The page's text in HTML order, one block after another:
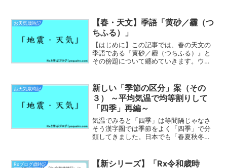
どんなものがあるか共に学んでいきまし
ょう！清涼飲料水手元の...
お天気歳時記
【春・天文】季語「黄砂／霾（つ
ちふる）」
【はじめに】この記事では、春の天文の
季語である『黄砂／霾（つちふる）』と
その傍題について纏めていきます。ウィ
を中心とした東アジア内陸部の砂漠また
は乾燥地域の砂塵が強風を伴...
お天気歳時記
新しい「季節の区分」案（その
３） ～平均気温で均等割りして
「四季」再編～
気温でみると「四季」は等間隔じゃなさ
そう漢字圏では季節をよく「四季」で分
類してきました。日本でも「春夏秋冬」
年」を近代になって設けたり、あるいは
Rxブログ歳時記
【新シリーズ】「Rx令和歳時